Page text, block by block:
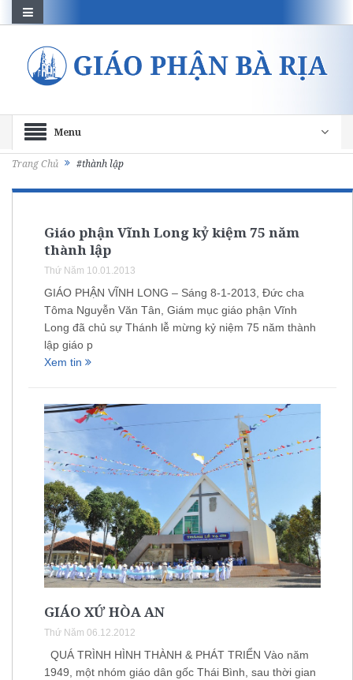
Menu
Trang Chủ #thành lập
Giáo phận Vĩnh Long kỷ kiệm 75 năm
thành lập
Thứ Năm 10.01.2013
GIÁO PHẬN VĨNH LONG – Sáng 8-1-2013, Đức cha
Tôma Nguyễn Văn Tân, Giám mục giáo phận Vĩnh
Long đã chủ sự Thánh lễ mừng kỷ niệm 75 năm thành
lập giáo p
Xem tin
GIÁO XỨ HÒA AN
Thứ Năm 06.12.2012
QUÁ TRÌNH HÌNH THÀNH & PHÁT TRIỂN Vào năm
1949, một nhóm giáo dân gốc Thái Bình, sau thời gian